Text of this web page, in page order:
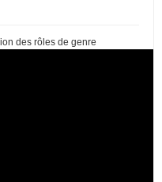
des rôles de genre